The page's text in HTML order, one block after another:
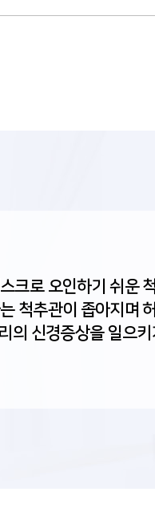
크로 오인하기 쉬운
척추관이 좁아지며
의 신경증상을 일으